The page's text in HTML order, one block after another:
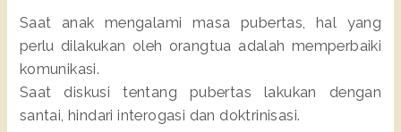
Saat anak mengalami masa pubertas, hal yang
perlu dilakukan oleh orangtua adalah memperbaiki
komunikasi.
Saat diskusi tentang pubertas lakukan dengan
santai, hindari interogasi dan doktrinisasi.